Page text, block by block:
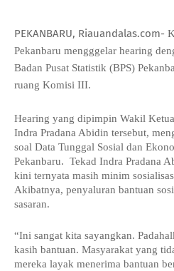
PEKANBARU, Riauandalas.com-
Pekanbaru mengggelar hearing
Badan Pusat Statistik (BPS)
ruang Komisi III.
Hearing yang dipimpin Wakil
Indra Pradana Abidin tersebut,
soal Data Tunggal Sosial dan
Pekanbaru.  Tekad Indra Pradana
kini ternyata masih minim
Akibatnya, penyaluran bantuan
sasaran.
“Ini sangat kita sayangkan.
kasih bantuan. Masyarakat yang
mereka layak menerima bantuan